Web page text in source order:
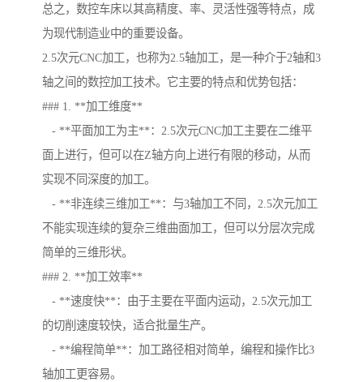
总之，数控车床以其高精度、率、灵活性强等特点，成
为现代制造业中的重要设备。
2.5次元CNC加工，也称为2.5轴加工，是一种介于2轴和3
轴之间的数控加工技术。它主要的特点和优势包括：
### 1. **加工维度**
- **平面加工为主**：2.5次元CNC加工主要在二维平
面上进行，但可以在Z轴方向上进行有限的移动，从而
实现不同深度的加工。
- **非连续三维加工**：与3轴加工不同，2.5次元加工
不能实现连续的复杂三维曲面加工，但可以分层次完成
简单的三维形状。
### 2. **加工效率**
- **速度快**：由于主要在平面内运动，2.5次元加工
的切削速度较快，适合批量生产。
- **编程简单**：加工路径相对简单，编程和操作比3
轴加工更容易。